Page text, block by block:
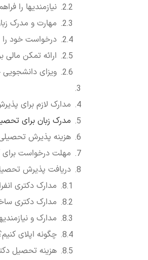
نیازمندی­ها را
مهارت و مدرک
درخواست خود را
ارائه تمکن
ویزای دانشجویی
مدارک لازم برای
مدرک زبان برای
هزینه پذیرش تحصیلی
مهلت درخواست برای
دریافت پذیرش
مدارک دکتری
مدارک دکتری
مدارک و
چگونه اپلای
هزینه تحصیل